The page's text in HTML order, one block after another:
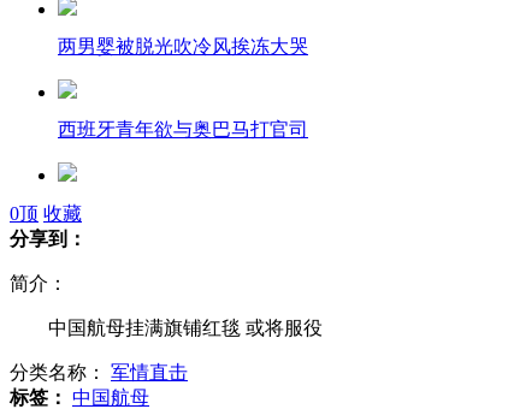
两男婴被脱光吹冷风挨冻大哭
西班牙青年欲与奥巴马打官司
菲前第一夫人名牌鞋遭白蚁损毁
安徽：喝了一杯水 丢辆公交车
韩国神曲《江南Style》走红 引发模仿潮
0顶 收藏
分享到：
简介：
中国航母挂满旗铺红毯 或将服役
分类名称： 军情直击
标签： 中国航母